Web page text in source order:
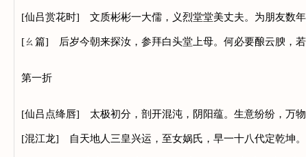
[仙吕赏花时] 文质彬彬一大儒，义烈堂堂美丈夫。为朋友数年
[ㄠ篇] 后岁今朝来探汝，参拜白头堂上母。何必要酿云腴，若
第一折
[仙吕点绛唇] 太极初分，剖开混沌，阴阳蕴。生意纷纷，万物
[混江龙] 自天地人三皇兴运，至女娲氏，早一十八代定乾坤。